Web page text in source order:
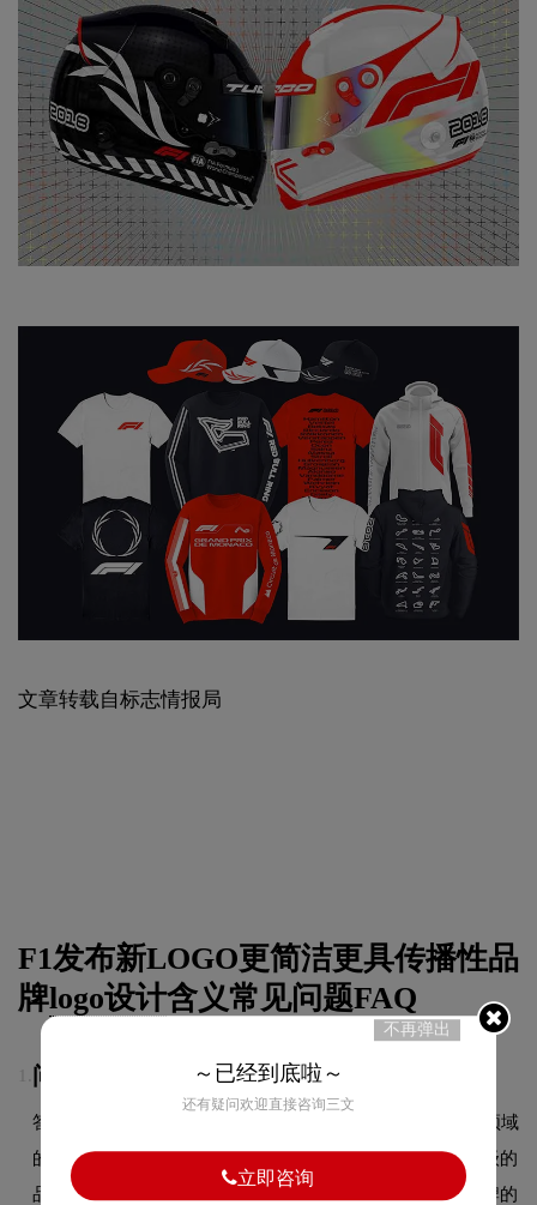
文章转载自标志情报局
F1发布新LOGO更简洁更具传播性品
牌logo设计含义常见问题FAQ
问：F1logo采用什么颜色搭配？
答：F1品牌整体使用的色彩方案充分契合了其在商标设计领域
的品牌定位，以低饱和度的莫兰迪色调为主，传递淡雅高级的
品牌气质，契合品质消费定位。这种色彩选择既传递了品牌的
不再弹出
～已经到底啦～
还有疑问欢迎直接咨询三文
立即咨询